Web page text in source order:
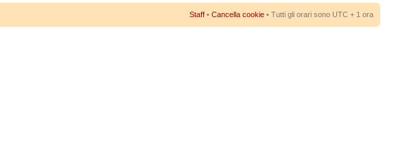
Staff • Cancella cookie • Tutti gli orari sono UTC + 1 ora